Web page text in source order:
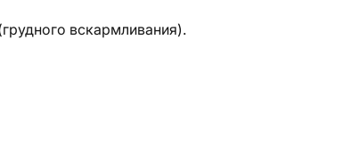
вскармливания).